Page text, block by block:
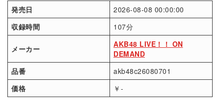
発売日
2026-08-08 00:00:00
収録時間
107分
メーカー
AKB48 LIVE！！ ON
DEMAND
品番
akb48c26080701
価格
￥-